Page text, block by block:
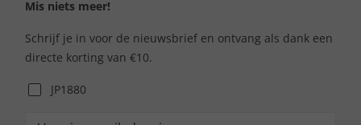
Mis niets meer!
Schrijf je in voor de nieuwsbrief en ontvang als dank een
directe korting van €10.
JP1880